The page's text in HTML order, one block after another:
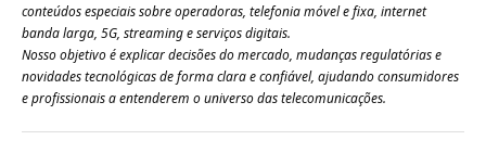
conteúdos especiais sobre operadoras, telefonia móvel e fixa, internet
banda larga, 5G, streaming e serviços digitais.
Nosso objetivo é explicar decisões do mercado, mudanças regulatórias e
novidades tecnológicas de forma clara e confiável, ajudando consumidores
e profissionais a entenderem o universo das telecomunicações.